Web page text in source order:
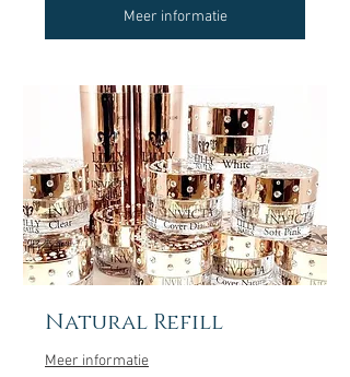
Meer informatie
Natural Refill
Meer informatie